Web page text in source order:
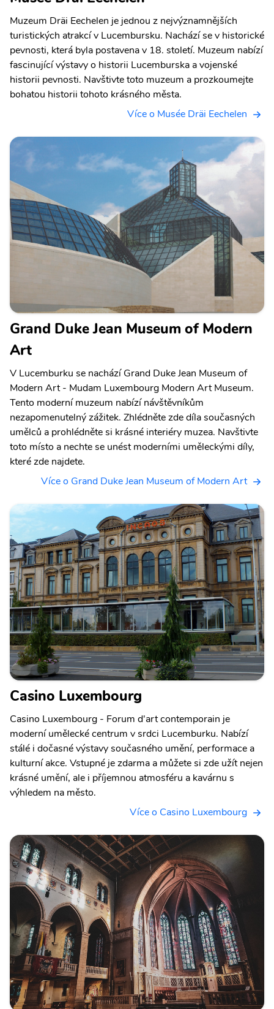
Muzeum Dräi Eechelen je jednou z nejvýznamnějších
turistických atrakcí v Lucembursku. Nachází se v historické
pevnosti, která byla postavena v 18. století. Muzeum nabízí
fascinující výstavy o historii Lucemburska a vojenské
historii pevnosti. Navštivte toto muzeum a prozkoumejte
bohatou historii tohoto krásného města.
Více o Musée Dräi Eechelen
Grand Duke Jean Museum of Modern
Art
V Lucemburku se nachází Grand Duke Jean Museum of
Modern Art - Mudam Luxembourg Modern Art Museum.
Tento moderní muzeum nabízí návštěvníkům
nezapomenutelný zážitek. Zhlédněte zde díla současných
umělců a prohlédněte si krásné interiéry muzea. Navštivte
toto místo a nechte se unést moderními uměleckými díly,
které zde najdete.
Více o Grand Duke Jean Museum of Modern Art
Casino Luxembourg
Casino Luxembourg - Forum d'art contemporain je
moderní umělecké centrum v srdci Lucemburku. Nabízí
stálé i dočasné výstavy současného umění, performace a
kulturní akce. Vstupné je zdarma a můžete si zde užít nejen
krásné umění, ale i příjemnou atmosféru a kavárnu s
výhledem na město.
Více o Casino Luxembourg